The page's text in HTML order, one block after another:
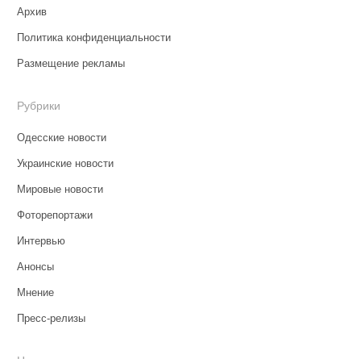
Архив
Политика конфиденциальности
Размещение рекламы
Рубрики
Одесские новости
Украинские новости
Мировые новости
Фоторепортажи
Интервью
Анонсы
Мнение
Пресс-релизы